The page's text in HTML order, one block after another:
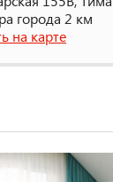
города 2 км
на карте